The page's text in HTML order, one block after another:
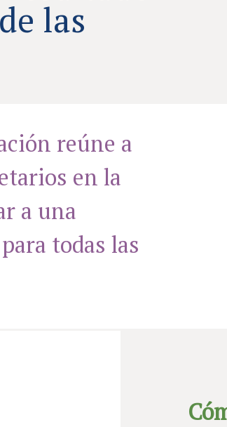
las
reúne a
en la
a una
todas las